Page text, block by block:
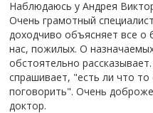
Наблюдаюсь у Андрея
Очень грамотный
доходчиво объясняет все о
нас, пожилых. О
обстоятельно
спрашивает, "есть ли что
поговорить". Очень
доктор.